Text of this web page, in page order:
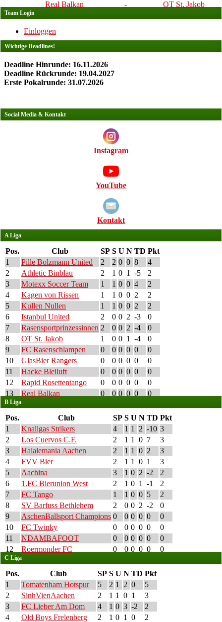
Real Balkan - OT St. Jakob
Team Login
Einloggen
Wichtige Deadlines!
Deadline Hinrunde: 16.11.2026
Deadline Rückrunde: 19.04.2027
Erste Pokalrunde: 31.07.2026
Social Media & Kontakt
Instagram
YouTube
Kontakt
A Liga
Pos. Club SP S U N TD Pkt
1
Pille Bolzmann United 2 2 0 0 8
4
2
Athletic Binblau 2 1 0 1 -5
2
3
Motexx Soccer Team 1 1 0 0 4
2
4
Kagen von Rissen 1 1 0 0 2
2
5
Kullen Nullen 1 1 0 0 2
2
6
Istanbul United 2 0 0 2 -3
0
7
Rasensportprinzessinnen 2 0 0 2 -4
0
8
OT St. Jakob 1 0 0 1 -4
0
9
FC Rasenschlampen 0 0 0 0 0
0
10
GlasBier Rangers 0 0 0 0 0
0
11
Hacke Bleiluft 0 0 0 0 0
0
12
Rapid Rosettentango 0 0 0 0 0
0
13
Real Balkan 0 0 0 0 0 0
B Liga
Pos. Club SP S U N TD Pkt
1
Knallgas Strikers 4 1 1 2 -10 3
2
Los Cuervos C.F. 2 1 1 0 7
3
3
Halalemania Aachen 2 1 1 0 2
3
4
FVV Bier 2 1 1 0 1
3
5
Aachina 3 1 0 2 -2
2
6
1.FC Bierunion West 2 1 0 1 -1
2
7
FC Tango 1 1 0 0 5
2
8
SV Barfuss Bethlehem 2 0 0 2 -2
0
9
AschenBallsport Champions 0 0 0 0 0
0
10
FC Twinky 0 0 0 0 0
0
11
NDAMBAFOOT 0 0 0 0 0
0
12
Roermonder FC 0 0 0 0 0 0
C Liga
Pos. Club SP S U N TD Pkt
1
Tomatenham Hotspur 5 2 1 2 0
5
2
SinhVienAachen 2 1 1 0 1
3
3
FC Lieber Am Dom 4 1 0 3 -2
2
4
Old Boys Frelenberg 2 1 0 1 0
2